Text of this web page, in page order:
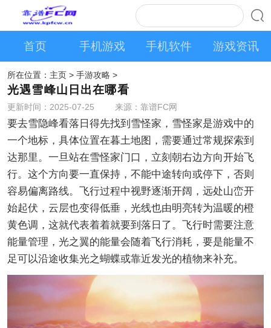
首页 手机游戏 手机软件 游戏资讯
所在位置： 主页> 手游攻略>
光遇雪峰山日出在哪看
更新时间：2025-07-25 来源：靠谱FC网
要去雪隐峰看落日得先找到雪怪家，雪怪家是游戏中的
一个地标，具体位置在暮土地图，需要通过常规探索到
达那里。一旦站在雪怪家门口，立刻朝右边方向开始飞
行。这个方向要一直保持，不能中途转向或停下，否则
容易偏离路线。飞行过程中视野逐渐开阔，远处山峦开
始起伏，云层也变得低垂，光线也由明亮转为温暖的橙
黄色调，这就代表着着就要到落日了。飞行时需要注意
能量管理，光之翼的能量会随着飞行消耗，要是能量不
足可以沿途收集光之蝴蝶或靠近发光的植物来补充。